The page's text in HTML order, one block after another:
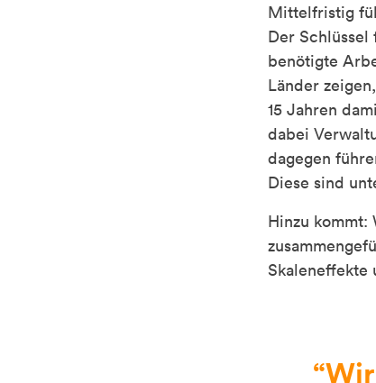
Mittelfristig
Der
benötigte
Länder
15 Jahren
dabei
dagegen
Diese sind
Hinzu kommt:
Skaleneffekte